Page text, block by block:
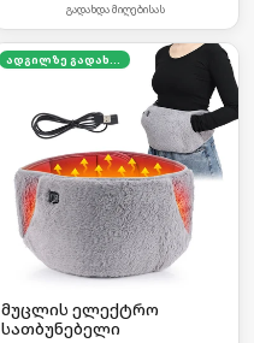
გადახდა მიღებისას
ადგილზე გადახდა
მუცლის ელექტრო
სათბუნებელი